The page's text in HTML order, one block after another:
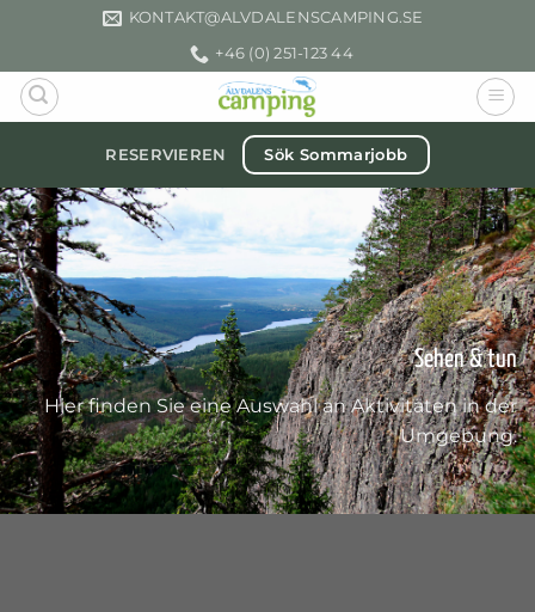
springen
KONTAKT­@ALVDALENSCAMPING.SE
+46 (0) 251-123 44
RESERVIEREN Sök Sommarjobb
Sehen & tun
Hier finden Sie eine Auswahl an Aktivitäten in der
Umgebung.